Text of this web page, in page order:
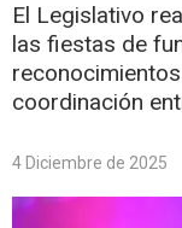
El Legislativo
las fiestas de
coordinación
4 Diciembre de 2025